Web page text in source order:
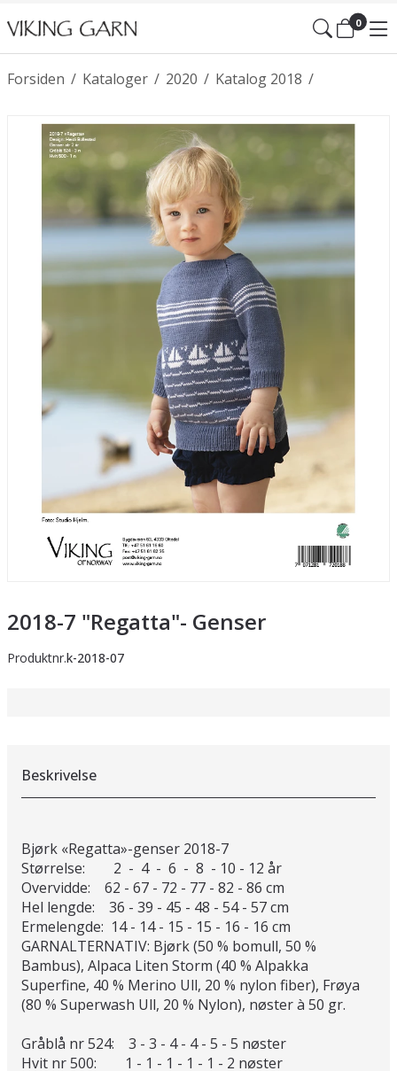
0
/
Forsiden /
Kataloger /
2020 /
Katalog 2018
2018-7 "Regatta"- Genser
Produktnr.k-2018-07
Beskrivelse
Bjørk «Regatta»-genser 2018-7
Størrelse: 2 - 4 - 6 - 8 - 10 - 12 år
Overvidde: 62 - 67 - 72 - 77 - 82 - 86 cm
Hel lengde: 36 - 39 - 45 - 48 - 54 - 57 cm
Ermelengde: 14 - 14 - 15 - 15 - 16 - 16 cm
GARNALTERNATIV: Bjørk (50 % bomull, 50 %
Bambus), Alpaca Liten Storm (40 % Alpakka
Superfine, 40 % Merino Ull, 20 % nylon fiber), Frøya
(80 % Superwash Ull, 20 % Nylon), nøster à 50 gr.
Gråblå nr 524: 3 - 3 - 4 - 4 - 5 - 5 nøster
Hvit nr 500: 1 - 1 - 1 - 1 - 1 - 2 nøster